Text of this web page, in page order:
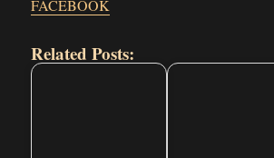
FACEBOOK
Related Posts: